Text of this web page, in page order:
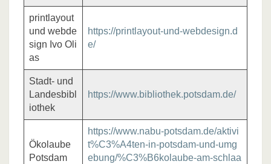
printlayout
und webde
sign Ivo Oli
as
https://printlayout-und-webdesign.d
e/
Stadt- und
Landesbibl
iothek
https://www.bibliothek.potsdam.de/
Ökolaube
Potsdam
https://www.nabu-potsdam.de/aktivi
t%C3%A4ten-in-potsdam-und-umg
ebung/%C3%B6kolaube-am-schlaa